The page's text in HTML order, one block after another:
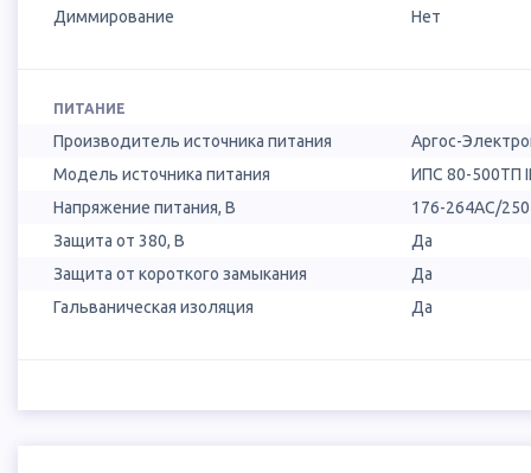
Диммирование
Нет
ПИТАНИЕ
Производитель источника питания
Аргос-
Модель источника питания
ИПС 80-500ТП
Напряжение питания, В
176-264AC/
Защита от 380, В
Да
Защита от короткого замыкания
Да
Гальваническая изоляция
Да